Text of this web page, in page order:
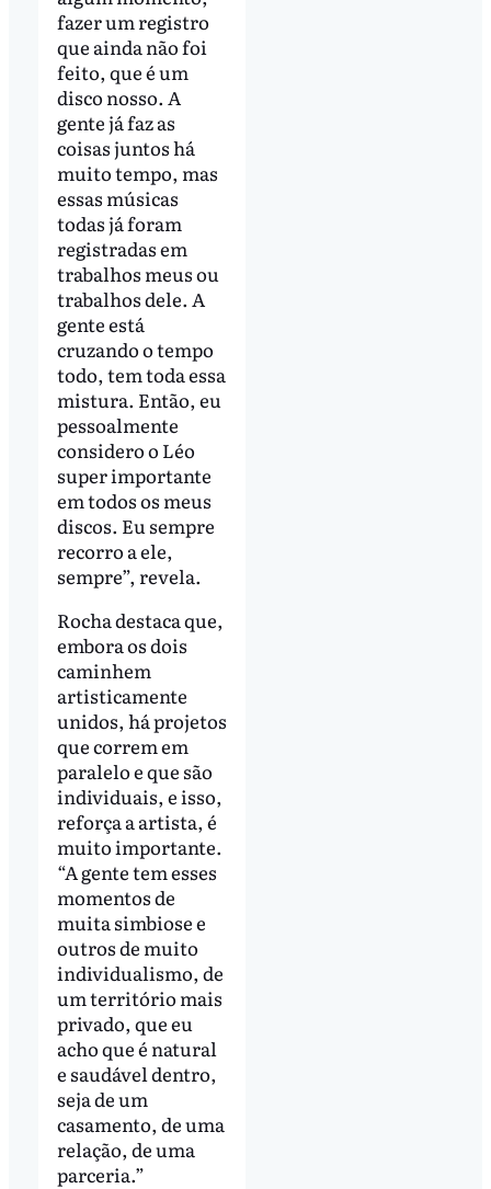
fazer um registro
que ainda não foi
feito, que é um
disco nosso. A
gente já faz as
coisas juntos há
muito tempo, mas
essas músicas
todas já foram
registradas em
trabalhos meus ou
trabalhos dele. A
gente está
cruzando o tempo
todo, tem toda essa
mistura. Então, eu
pessoalmente
considero o Léo
super importante
em todos os meus
discos. Eu sempre
recorro a ele,
sempre”, revela.
Rocha destaca que,
embora os dois
caminhem
artisticamente
unidos, há projetos
que correm em
paralelo e que são
individuais, e isso,
reforça a artista, é
muito importante.
“A gente tem esses
momentos de
muita simbiose e
outros de muito
individualismo, de
um território mais
privado, que eu
acho que é natural
e saudável dentro,
seja de um
casamento, de uma
relação, de uma
parceria.”